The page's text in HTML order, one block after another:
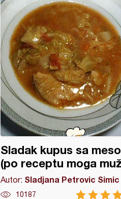
Sladak kupus sa
(po receptu moga
Autor: Sladjana Petrovic Simic
10187